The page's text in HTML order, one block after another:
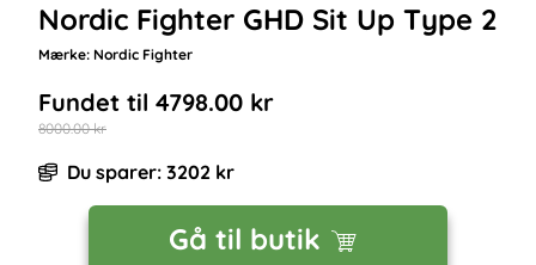
Nordic Fighter GHD Sit Up Type 2
Mærke: Nordic Fighter
Fundet til 4798.00 kr
8000.00kr
Du sparer: 3202 kr
Gå til butik